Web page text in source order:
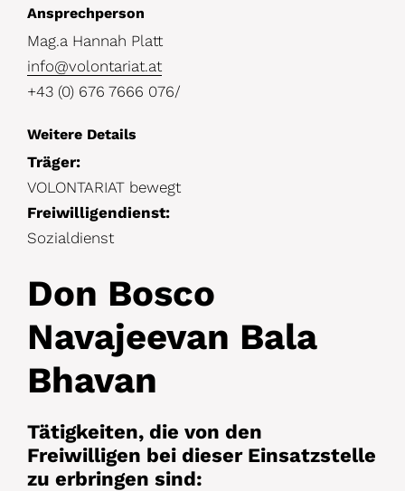
i
l
s
Ansprechperson
Mag.a Hannah Platt
info@volontariat.at
+43 (0) 676 7666 076/
Weitere Details
Träger:
VOLONTARIAT bewegt
Freiwilligendienst:
Sozialdienst
Don Bosco
Navajeevan Bala
Bhavan
Tätigkeiten, die von den
Freiwilligen bei dieser Einsatzstelle
zu erbringen sind: